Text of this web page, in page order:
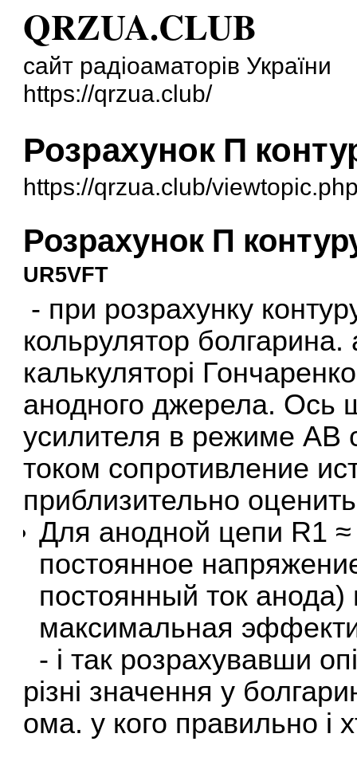
QRZUA.CLUB
сайт радіоаматорів України
https://qrzua.club/
Розрахунок П
https://qrzua.club/
Розрахунок П
UR5VFT
- при розрахунку
кольрулятор
калькуляторі
анодного джерела. Ось
усилителя в режиме
током сопротивление
приблизительно
Для анодной цепи R1 ≈
постоянное
постоянный ток
максимальная
- і так розрахувавши
різні значення у
ома. у кого правильно і